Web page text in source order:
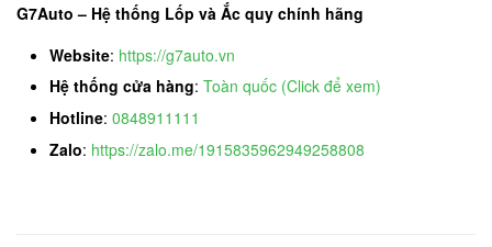
G7Auto – Hệ thống Lốp và Ắc quy chính hãng
Website: https://g7auto.vn
Hệ thống cửa hàng: Toàn quốc (Click để xem)
Hotline: 0848911111
Zalo: https://zalo.me/1915835962949258808